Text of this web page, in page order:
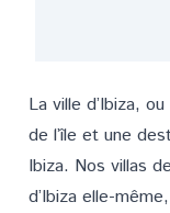
La ville d’Ibiza,
de l’île et une
Ibiza. Nos villas
d’Ibiza elle-